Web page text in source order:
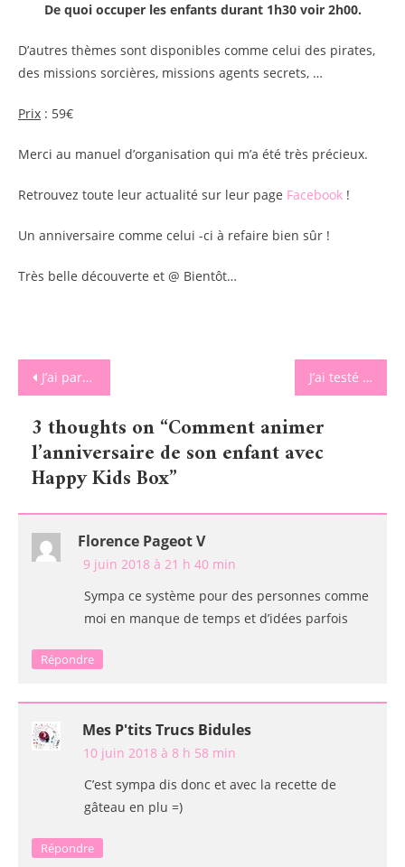
De quoi occuper les enfants durant 1h30 voir 2h00.
D’autres thèmes sont disponibles comme celui des pirates,
des missions sorcières, missions agents secrets, …
Prix : 59€
Merci au manuel d’organisation qui m’a été très précieux.
Retrouvez toute leur actualité sur leur page Facebook !
Un anniversaire comme celui -ci à refaire bien sûr !
Très belle découverte et @ Bientôt…
Navigation
de
l’article
J’ai participé aux Efluent7, je vous raconte tout ! J’ai testé les plats minceur livrés, sains et gourmands à la fois !
3 thoughts on “Comment animer
l’anniversaire de son enfant avec
Happy Kids Box”
Florence Pageot V
9 juin 2018 à 21 h 40 min
Sympa ce système pour des personnes comme
moi en manque de temps et d’idées parfois
Répondre
Mes P'tits Trucs Bidules
10 juin 2018 à 8 h 58 min
C’est sympa dis donc et avec la recette de
gâteau en plu =)
Répondre